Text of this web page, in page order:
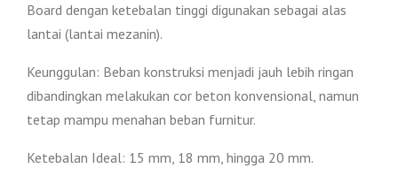
Board dengan ketebalan tinggi digunakan sebagai alas
lantai (lantai mezanin).
Keunggulan: Beban konstruksi menjadi jauh lebih ringan
dibandingkan melakukan cor beton konvensional, namun
tetap mampu menahan beban furnitur.
Ketebalan Ideal: 15 mm, 18 mm, hingga 20 mm.